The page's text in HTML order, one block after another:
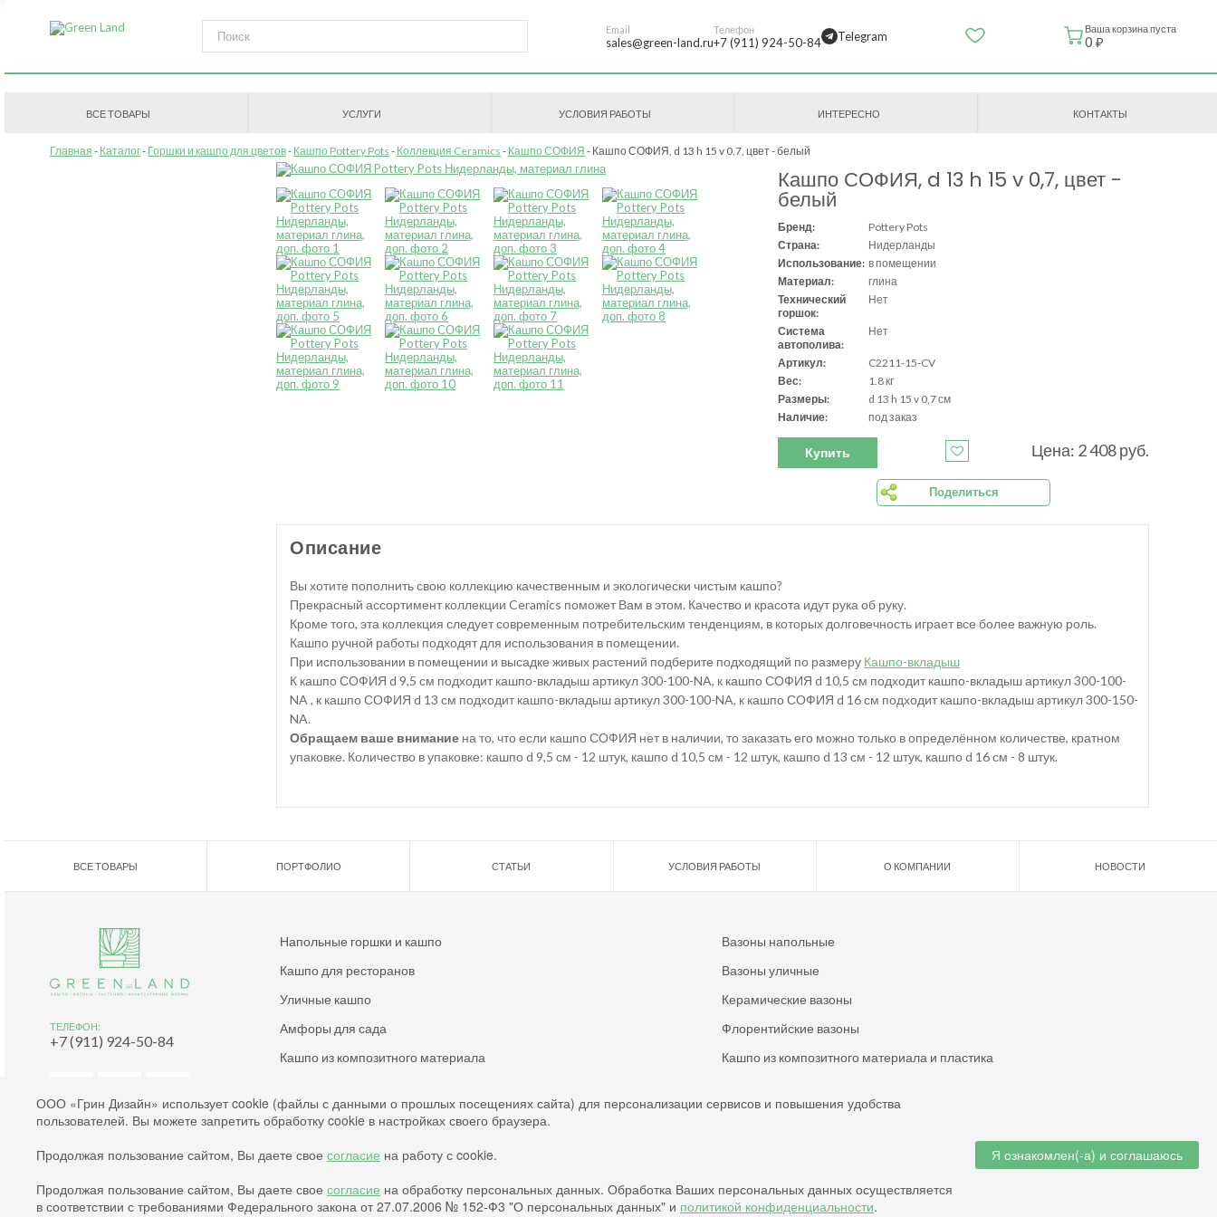
Email
sales@green-land.ru
Телефон
+7 (911) 924-50-84 Telegram Ваша корзина пуста
0 ₽
ВСЕ ТОВАРЫ УСЛУГИ УСЛОВИЯ РАБОТЫ ИНТЕРЕСНО КОНТАКТЫ
Главная Каталог Горшки и кашпо для цветов Кашпо Pottery Pots Коллекция Ceramics Кашпо СОФИЯ Кашпо СОФИЯ, d 13 h 15 v 0,7, цвет - белый
Кашпо СОФИЯ, d 13 h 15 v 0,7, цвет -
белый
Бренд:
Pottery Pots
Страна:
Нидерланды
Использование: в помещении
Материал:
глина
Технический
горшок:
Нет
Система
автополива:
Нет
Артикул:
C2211-15-CV
Вес:
1.8 кг
Размеры:
d 13 h 15 v 0,7 см
Наличие:
под заказ
Купить Цена: 2 408 руб.
Поделиться
Описание
Вы хотите пополнить свою коллекцию качественным и экологически чистым кашпо?
Прекрасный ассортимент коллекции Ceramics поможет Вам в этом. Качество и красота идут рука об руку.
Кроме того, эта коллекция следует современным потребительским тенденциям, в которых долговечность играет все более важную роль.
Кашпо ручной работы подходят для использования в помещении.
При использовании в помещении и высадке живых растений подберите подходящий по размеру Кашпо-вкладыш
К кашпо СОФИЯ d 9,5 см подходит кашпо-вкладыш артикул 300-100-NA, к кашпо СОФИЯ d 10,5 см подходит кашпо-вкладыш артикул 300-100-
NA , к кашпо СОФИЯ d 13 см подходит кашпо-вкладыш артикул 300-100-NA, к кашпо СОФИЯ d 16 см подходит кашпо-вкладыш артикул 300-150-
NA.
Обращаем ваше внимание на то, что если кашпо СОФИЯ нет в наличии, то заказать его можно только в определённом количестве, кратном
упаковке. Количество в упаковке: кашпо d 9,5 см - 12 штук, кашпо d 10,5 см - 12 штук, кашпо d 13 см - 12 штук, кашпо d 16 см - 8 штук.
ВСЕ ТОВАРЫ ПОРТФОЛИО СТАТЬИ УСЛОВИЯ РАБОТЫ О КОМПАНИИ НОВОСТИ
ТЕЛЕФОН:
+7 (911) 924-50-84
Напольные горшки и кашпо
Вазоны напольные
Кашпо для ресторанов
Вазоны уличные
Уличные кашпо
Керамические вазоны
Амфоры для сада
Флорентийские вазоны
Кашпо из композитного материала
Кашпо из композитного материала и пластика
Согласие на обработку персональных данных
2003-2026 © Green Land. All rights reserved.
ООО «Грин Дизайн» использует cookie (файлы с данными о прошлых посещениях сайта) для персонализации сервисов и повышения удобства
пользователей. Вы можете запретить обработку cookie в настройках своего браузера.
Продолжая пользование сайтом, Вы даете свое согласие на работу с cookie.
Продолжая пользование сайтом, Вы даете свое согласие на обработку персональных данных. Обработка Ваших персональных данных осуществляется
в соответствии с требованиями Федерального закона от 27.07.2006 № 152-Ф3 "О персональных данных" и политикой конфиденциальности.
Я ознакомлен(-а) и соглашаюсь